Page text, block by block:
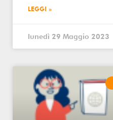
LEGGI »
lunedì 29 Maggio 2023